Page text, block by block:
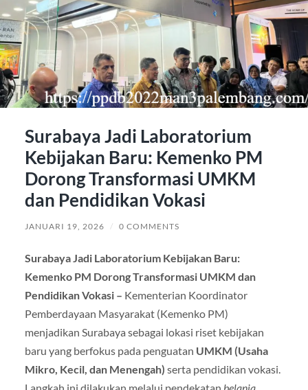
Surabaya Jadi Laboratorium
Kebijakan Baru: Kemenko PM
Dorong Transformasi UMKM
dan Pendidikan Vokasi
JANUARI 19, 2026 / 0 COMMENTS
Surabaya Jadi Laboratorium Kebijakan Baru:
Kemenko PM Dorong Transformasi UMKM dan
Pendidikan Vokasi – Kementerian Koordinator
Pemberdayaan Masyarakat (Kemenko PM)
menjadikan Surabaya sebagai lokasi riset kebijakan
baru yang berfokus pada penguatan UMKM (Usaha
Mikro, Kecil, dan Menengah) serta pendidikan vokasi.